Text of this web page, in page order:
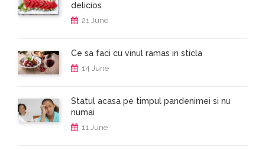
delicios
21 June
Ce sa faci cu vinul ramas in sticla
14 June
Statul acasa pe timpul pandenimei si nu
numai
11 June